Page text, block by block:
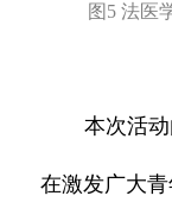
图5 法医
本次活
在激发广大